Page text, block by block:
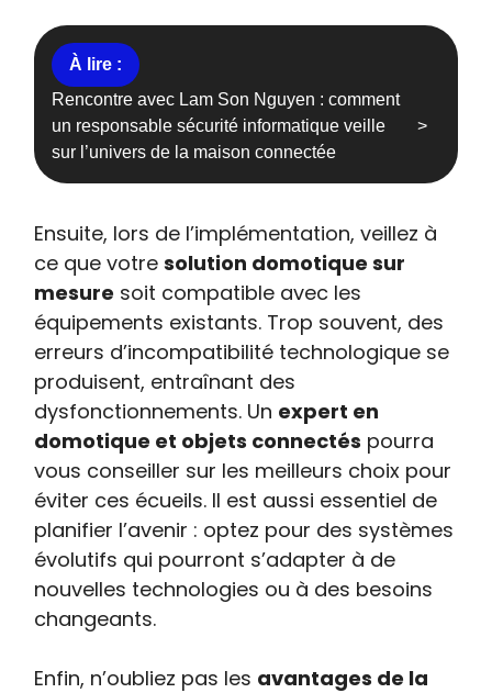
Rencontre avec Lam Son Nguyen : comment
un responsable sécurité informatique veille
sur l’univers de la maison connectée
Ensuite, lors de l’implémentation, veillez à
ce que votresolution domotique sur
mesure soit compatible avec les
équipements existants. Trop souvent, des
erreurs d’incompatibilité technologique se
produisent, entraînant des
dysfonctionnements. Un expert en
domotique et objets connectés pourra
vous conseiller sur les meilleurs choix pour
éviter ces écueils. Il est aussi essentiel de
planifier l’avenir : optez pour des systèmes
évolutifs qui pourront s’adapter à de
nouvelles technologies ou à des besoins
changeants.
Enfin, n’oubliez pas les avantages de la